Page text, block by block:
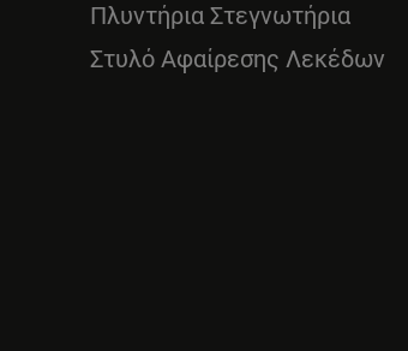
Πλυντήρια Στεγνωτήρια
Στυλό Αφαίρεσης Λεκέδων